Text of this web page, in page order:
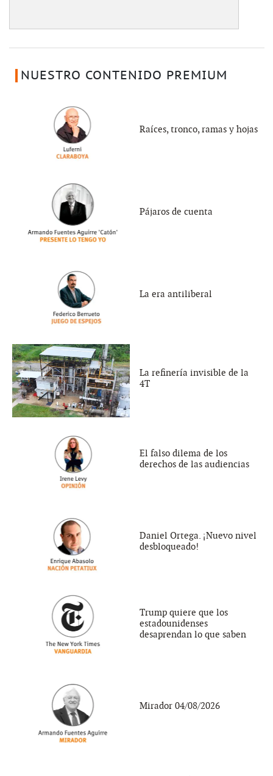
NUESTRO CONTENIDO PREMIUM
Raíces, tronco, ramas y hojas
Pájaros de cuenta
La era antiliberal
La refinería invisible de la
4T
El falso dilema de los
derechos de las audiencias
Daniel Ortega. ¡Nuevo nivel
desbloqueado!
Trump quiere que los
estadounidenses
desaprendan lo que saben
Mirador 04/08/2026